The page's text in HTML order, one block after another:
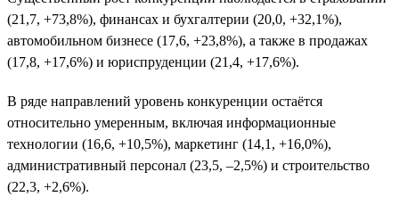
(21,7, +73,8%), финансах и бухгалтерии (20,0, +32,1%),
автомобильном бизнесе (17,6, +23,8%), а также в продажах
(17,8, +17,6%) и юриспруденции (21,4, +17,6%).
В ряде направлений уровень конкуренции остаётся
относительно умеренным, включая информационные
технологии (16,6, +10,5%), маркетинг (14,1, +16,0%),
административный персонал (23,5, –2,5%) и строительство
(22,3, +2,6%).